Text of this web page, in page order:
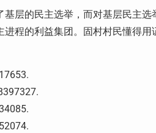
基层的民主选举，而对基层民主
进程的利益集团。固村村民懂得